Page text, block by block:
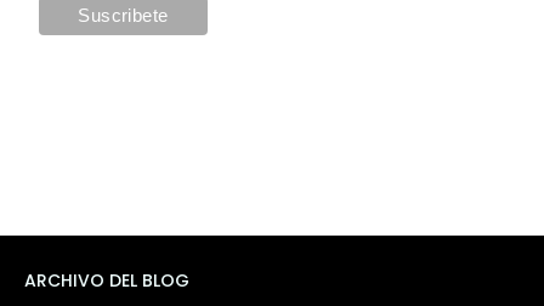
ARCHIVO DEL BLOG